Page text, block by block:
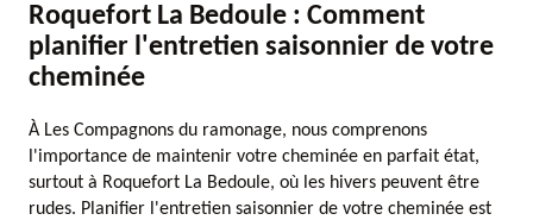
Roquefort La Bedoule : Comment
planifier l'entretien saisonnier de votre
cheminée
À Les Compagnons du ramonage, nous comprenons
l'importance de maintenir votre cheminée en parfait état,
surtout à Roquefort La Bedoule, où les hivers peuvent être
rudes. Planifier l'entretien saisonnier de votre cheminée est